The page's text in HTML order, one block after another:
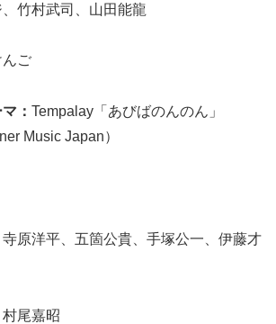
竹村武司、山田能龍
んご
： Tempalay「あびばのんのん」
Music Japan）
寺原洋平、五箇公貴、手塚公一、伊藤才
尾嘉昭